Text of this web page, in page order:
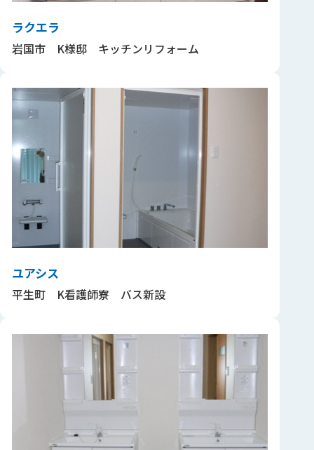
ラクエラ
岩国市 K様邸 キッチンリフォーム
ユアシス
平生町 K看護師寮 バス新設